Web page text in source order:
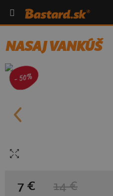
NASAJ VANKÚŠ
- 50%
7 € 14 €